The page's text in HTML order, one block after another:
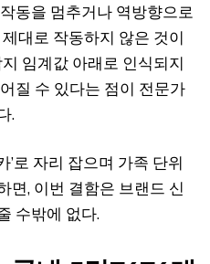
동을 멈추거나 역방향으로
대로 작동하지 않은 것이
임계값 아래로 인식되지
질 수 있다는 점이 전문가
.
’로 자리 잡으며 가족 단위
면, 이번 결함은 브랜드 신
수밖에 없다.